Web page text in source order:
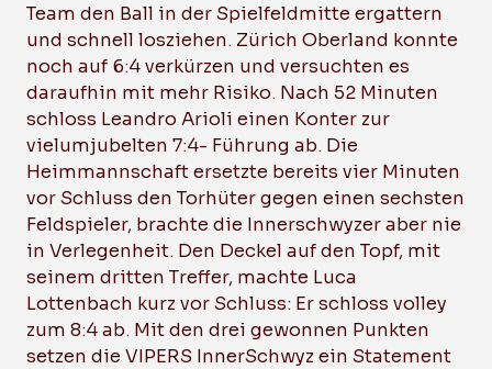
Team den Ball in der Spielfeldmitte ergattern
und schnell losziehen. Zürich Oberland konnte
noch auf 6:4 verkürzen und versuchten es
daraufhin mit mehr Risiko. Nach 52 Minuten
schloss Leandro Arioli einen Konter zur
vielumjubelten 7:4- Führung ab. Die
Heimmannschaft ersetzte bereits vier Minuten
vor Schluss den Torhüter gegen einen sechsten
Feldspieler, brachte die Innerschwyzer aber nie
in Verlegenheit. Den Deckel auf den Topf, mit
seinem dritten Treffer, machte Luca
Lottenbach kurz vor Schluss: Er schloss volley
zum 8:4 ab. Mit den drei gewonnen Punkten
setzen die VIPERS InnerSchwyz ein Statement